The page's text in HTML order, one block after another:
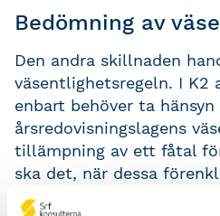
Bedömning av
Den andra skillnaden
väsentlighetsregeln. I K2
enbart behöver ta
årsredovisningslagens
tillämpning av ett fåtal
ska det, när dessa
avgöras om